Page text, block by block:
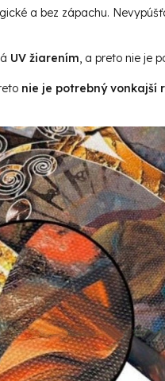
a bez zápachu.
UV žiarením, a preto nie je
nie je potrebný vonkajší